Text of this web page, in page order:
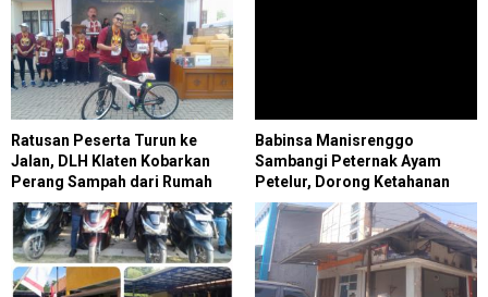
Ratusan Peserta Turun ke
Jalan, DLH Klaten Kobarkan
Perang Sampah dari Rumah
Babinsa Manisrenggo
Sambangi Peternak Ayam
Petelur, Dorong Ketahanan
Pangan